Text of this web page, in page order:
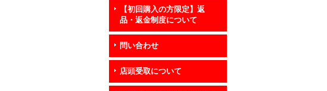
【初回購入の方限定】返
品・返金制度について
問い合わせ
店頭受取について